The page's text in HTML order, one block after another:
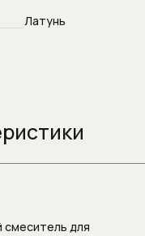
Латунь
смеситель для